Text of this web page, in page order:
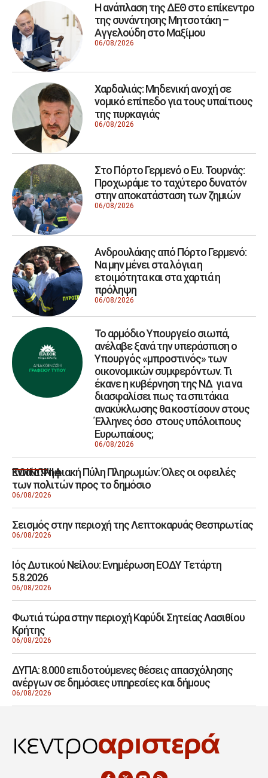
Η ανάπλαση της ΔΕΘ στο επίκεντρο
της συνάντησης Μητσοτάκη –
Αγγελούδη στο Μαξίμου
06/08/2026
Χαρδαλιάς: Μηδενική ανοχή σε
νομικό επίπεδο για τους υπαίτιους
της πυρκαγιάς
06/08/2026
Στο Πόρτο Γερμενό ο Ευ. Τουρνάς:
Προχωράμε το ταχύτερο δυνατόν
στην αποκατάσταση των ζημιών
06/08/2026
Ανδρουλάκης από Πόρτο Γερμενό:
Να μην μένει στα λόγια η
ετοιμότητα και στα χαρτιά η
πρόληψη
06/08/2026
Το αρμόδιο Υπουργείο σιωπά,
ανέλαβε ξανά την υπεράσπιση ο
Υπουργός «μπροστινός» των
οικονομικών συμφερόντων. Τι
έκανε η κυβέρνηση της ΝΔ για να
διασφαλίσει πως τα σπιτάκια
ανακύκλωσης θα κοστίσουν στους
Έλληνες όσο στους υπόλοιπους
Ευρωπαίους;
06/08/2026
ΚΟΙΝΩΝΙΑ
Ενιαία Ψηφιακή Πύλη Πληρωμών: Όλες οι οφειλές
των πολιτών προς το δημόσιο
06/08/2026
Σεισμός στην περιοχή της Λεπτοκαρυάς Θεσπρωτίας
06/08/2026
Ιός Δυτικού Νείλου: Ενημέρωση ΕΟΔΥ Τετάρτη
5.8.2026
06/08/2026
Φωτιά τώρα στην περιοχή Καρύδι Σητείας Λασιθίου
Κρήτης
06/08/2026
ΔΥΠΑ: 8.000 επιδοτούμενες θέσεις απασχόλησης
ανέργων σε δημόσιες υπηρεσίες και δήμους
06/08/2026